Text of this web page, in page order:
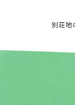
別荘地